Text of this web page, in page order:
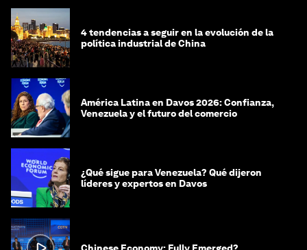
4 tendencias a seguir en la evolución de la
política industrial de China
América Latina en Davos 2026: Confianza,
Venezuela y el futuro del comercio
¿Qué sigue para Venezuela? Qué dijeron
líderes y expertos en Davos